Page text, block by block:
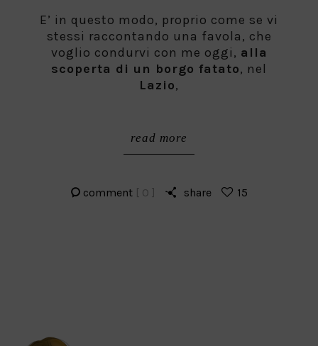
E’ in questo modo, proprio come se vi
stessi raccontando una favola, che
voglio condurvi con me oggi, alla
scoperta di un borgo fatato, nel
Lazio,
read more
comment [ 0 ] share 15